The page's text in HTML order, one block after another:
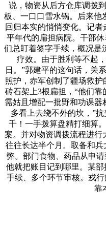
说，物资从后方仓库调拨
板、一口口雪水锅。后来他
回归本实的悄悄变化。记
平年代的扁担病院。干部
们总盯着签字手续，概况是
疗效。由于胜利等不起
日。”郭建平的这句话，关
照护，赤军创制了疆场救
砖石架上3根扁担，“他们
需姑且增配一批野和功课
多看上去绕不外的坎，”
千！一手拨算盘精打细算
案。并对物资调拨流程进行
往往长达半个月。取备和
弊。部门食物、药品从申
他就把账目记到哪里。某
手续、多个环节审核。戎
靠